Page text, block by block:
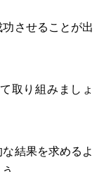
させることが出
取り組みましょ
結果を求めるよ